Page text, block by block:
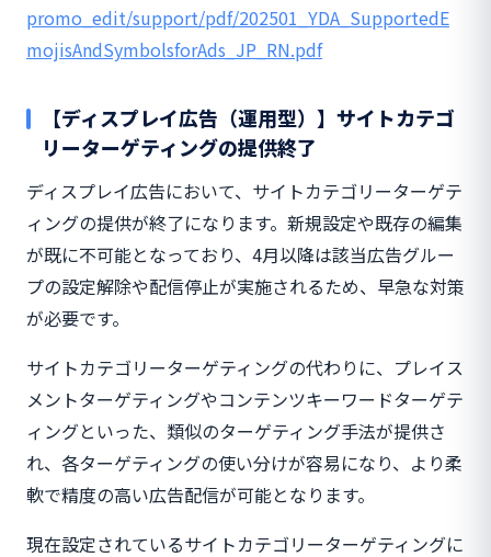
promo_edit/support/pdf/202501_YDA_SupportedE
mojisAndSymbolsforAds_JP_RN.pdf
【ディスプレイ広告（運用型）】サイトカテゴ
リーターゲティングの提供終了
ディスプレイ広告において、サイトカテゴリーターゲテ
ィングの提供が終了になります。新規設定や既存の編集
が既に不可能となっており、4月以降は該当広告グルー
プの設定解除や配信停止が実施されるため、早急な対策
が必要です。
サイトカテゴリーターゲティングの代わりに、プレイス
メントターゲティングやコンテンツキーワードターゲテ
ィングといった、類似のターゲティング手法が提供さ
れ、各ターゲティングの使い分けが容易になり、より柔
軟で精度の高い広告配信が可能となります。
現在設定されているサイトカテゴリーターゲティングに